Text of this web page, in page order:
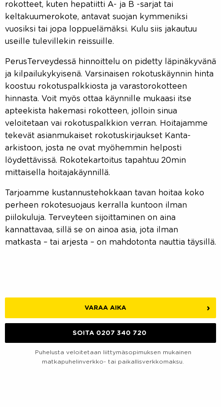
rokotteet, kuten hepatiitti A- ja B -sarjat tai
keltakuumerokote, antavat suojan kymmeniksi
vuosiksi tai jopa loppuelämäksi. Kulu siis jakautuu
useille tulevillekin reissuille.
PerusTerveydessä hinnoittelu on pidetty läpinäkyvänä
ja kilpailukykyisenä. Varsinaisen rokotuskäynnin hinta
koostuu rokotuspalkkiosta ja varastorokotteen
hinnasta. Voit myös ottaa käynnille mukaasi itse
apteekista hakemasi rokotteen, jolloin sinua
veloitetaan vai rokotuspalkkion verran. Hoitajamme
tekevät asianmukaiset rokotuskirjaukset Kanta-
arkistoon, josta ne ovat myöhemmin helposti
löydettävissä. Rokotekartoitus tapahtuu 20min
mittaisella hoitajakäynnillä.
Tarjoamme kustannustehokkaan tavan hoitaa koko
perheen rokotesuojaus kerralla kuntoon ilman
piilokuluja. Terveyteen sijoittaminen on aina
kannattavaa, sillä se on ainoa asia, jota ilman
matkasta – tai arjesta – on mahdotonta nauttia täysillä.
VARAA AIKA
SOITA 0207 340 720
Puhelusta veloitetaan liittymäsopimuksen mukainen
matkapuhelinverkko- tai paikallisverkkomaksu.